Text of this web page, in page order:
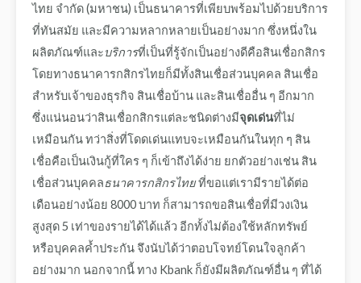
ไทย จำกัด (มหาชน) เป็นธนาคารที่เพียบพร้อมไปด้วยบริการ
ที่ทันสมัย และมีความหลากหลายเป็นอย่างมาก ซึ่งหนึ่งใน
ผลิตภัณฑ์และบริการที่เป็นที่รู้จักเป็นอย่างดีคือสินเชื่อกสิกร
โดยทางธนาคารกสิกรไทยก็มีทั้งสินเชื่อส่วนบุคคล สินเชื่อ
สำหรับเจ้าของธุรกิจ สินเชื่อบ้าน และสินเชื่ออื่น ๆ อีกมาก
ซึ่งแน่นอนว่าสินเชื่อกสิกรแต่ละชนิดต่างมีจุดเด่นที่ไม่
เหมือนกัน ทว่าสิ่งที่โดดเด่นแทบจะเหมือนกันในทุก ๆ สิน
เชื่อคือเป็นเงินกู้ที่ใคร ๆ ก็เข้าถึงได้ง่าย ยกตัวอย่างเช่น สิน
เชื่อส่วนบุคคลธนาคารกสิกรไทยที่ขอแต่เรามีรายได้ต่อ
เดือนอย่างน้อย 8000 บาท ก็สามารถขอสินเชื่อที่มีวงเงิน
สูงสุด 5 เท่าของรายได้ได้แล้ว อีกทั้งไม่ต้องใช้หลักทรัพย์
หรือบุคคลค้ำประกัน จึงนับได้ว่าตอบโจทย์โดนใจลูกค้า
อย่างมาก นอกจากนี้ ทาง Kbank ก็ยังมีผลิตภัณฑ์อื่น ๆ ที่ได้